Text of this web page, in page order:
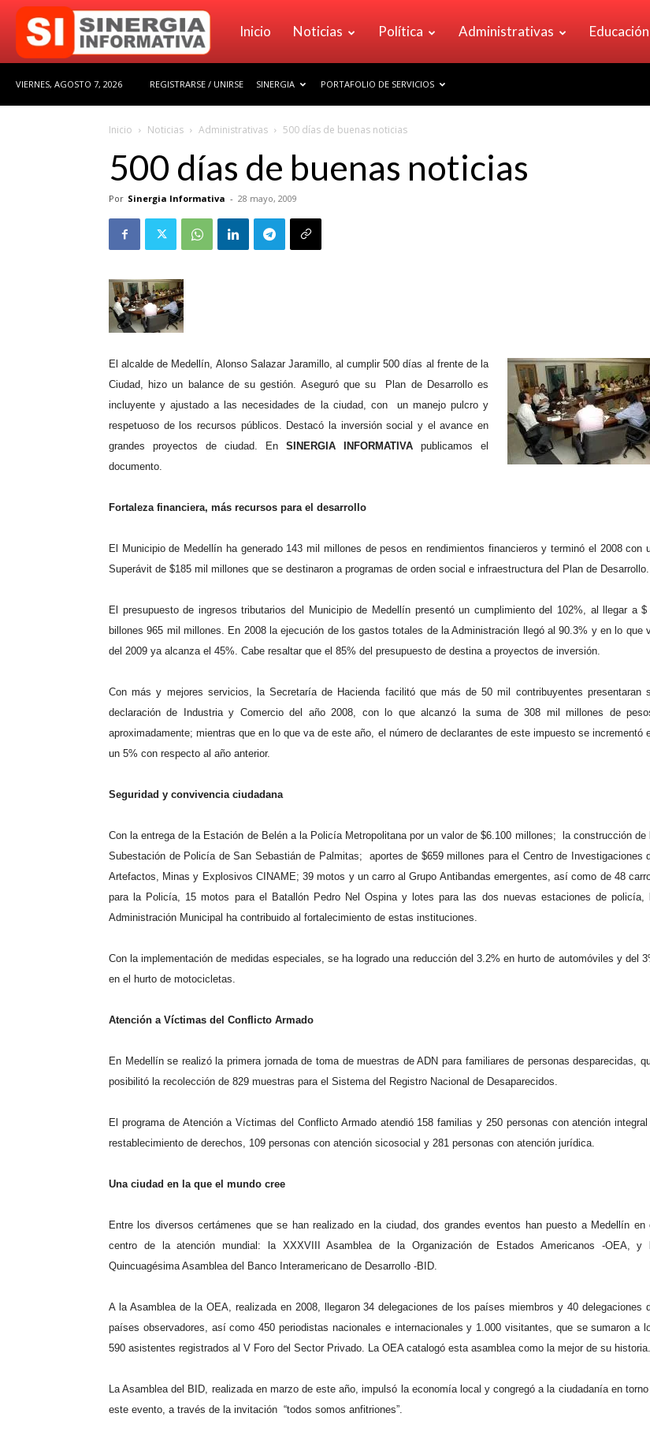
Sinergia
Inicio Noticias Política Administrativas Educación
VIERNES, AGOSTO 7, 2026 REGISTRARSE / UNIRSE SINERGIA PORTAFOLIO DE SERVICIOS
Inicio Noticias Administrativas 500 días de buenas noticias
500 días de buenas noticias
Por Sinergia Informativa - 28 mayo, 2009
El alcalde de Medellín, Alonso Salazar Jaramillo, al cumplir 500 días al frente de la
Ciudad, hizo un balance de su gestión. Aseguró que su Plan de Desarrollo es
incluyente y ajustado a las necesidades de la ciudad, con un manejo pulcro y
respetuoso de los recursos públicos. Destacó la inversión social y el avance en
grandes proyectos de ciudad. En SINERGIA INFORMATIVA publicamos el
documento.
Fortaleza financiera, más recursos para el desarrollo
El Municipio de Medellín ha generado 143 mil millones de pesos en rendimientos financieros y terminó el 2008 con
Superávit de $185 mil millones que se destinaron a programas de orden social e infraestructura del Plan de Desarrollo.
El presupuesto de ingresos tributarios del Municipio de Medellín presentó un cumplimiento del 102%, al llegar a $
billones 965 mil millones. En 2008 la ejecución de los gastos totales de la Administración llegó al 90.3% y en lo que
del 2009 ya alcanza el 45%. Cabe resaltar que el 85% del presupuesto de destina a proyectos de inversión.
Con más y mejores servicios, la Secretaría de Hacienda facilitó que más de 50 mil contribuyentes presentaran
declaración de Industria y Comercio del año 2008, con lo que alcanzó la suma de 308 mil millones de
aproximadamente; mientras que en lo que va de este año, el número de declarantes de este impuesto se incrementó
un 5% con respecto al año anterior.
Seguridad y convivencia ciudadana
Con la entrega de la Estación de Belén a la Policía Metropolitana por un valor de $6.100 millones; la construcción de
Subestación de Policía de San Sebastián de Palmitas; aportes de $659 millones para el Centro de Investigaciones
Artefactos, Minas y Explosivos CINAME; 39 motos y un carro al Grupo Antibandas emergentes, así como de 48
para la Policía, 15 motos para el Batallón Pedro Nel Ospina y lotes para las dos nuevas estaciones de policía,
Administración Municipal ha contribuido al fortalecimiento de estas instituciones.
Con la implementación de medidas especiales, se ha logrado una reducción del 3.2% en hurto de automóviles y del
en el hurto de motocicletas.
Atención a Víctimas del Conflicto Armado
En Medellín se realizó la primera jornada de toma de muestras de ADN para familiares de personas desparecidas,
posibilitó la recolección de 829 muestras para el Sistema del Registro Nacional de Desaparecidos.
El programa de Atención a Víctimas del Conflicto Armado atendió 158 familias y 250 personas con atención
restablecimiento de derechos, 109 personas con atención sicosocial y 281 personas con atención jurídica.
Una ciudad en la que el mundo cree
Entre los diversos certámenes que se han realizado en la ciudad, dos grandes eventos han puesto a Medellín en
centro de la atención mundial: la XXXVIII Asamblea de la Organización de Estados Americanos -OEA, y
Quincuagésima Asamblea del Banco Interamericano de Desarrollo -BID.
A la Asamblea de la OEA, realizada en 2008, llegaron 34 delegaciones de los países miembros y 40 delegaciones
países observadores, así como 450 periodistas nacionales e internacionales y 1.000 visitantes, que se sumaron a
590 asistentes registrados al V Foro del Sector Privado. La OEA catalogó esta asamblea como la mejor de su historia.
La Asamblea del BID, realizada en marzo de este año, impulsó la economía local y congregó a la ciudadanía en
este evento, a través de la invitación “todos somos anfitriones”.